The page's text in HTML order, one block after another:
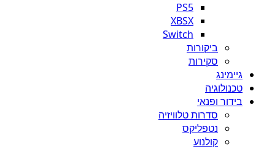
PS5
XBSX
Switch
ביקורות
סקירות
גיימינג
טכנולוגיה
בידור ופנאי
סדרות טלוויזיה
נטפליקס
קולנוע